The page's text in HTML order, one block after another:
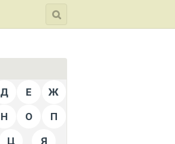
Д Е Ж
Н О П
Ц Я